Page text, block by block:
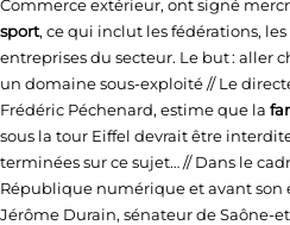
Commerce extérieur, ont signé
sport, ce qui inclut les fédérations,
entreprises du secteur. Le but : aller
un domaine sous-exploité // Le
Frédéric Péchenard, estime que la
sous la tour Eiffel devrait être
terminées sur ce sujet… // Dans le
République numérique et avant son
Jérôme Durain, sénateur de Saône-